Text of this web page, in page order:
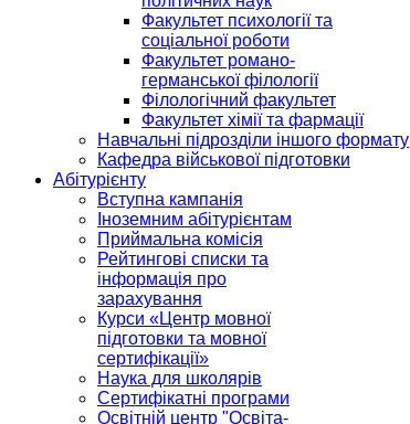
Факультет психології та
соціальної роботи
Факультет романо-
германської філології
Філологічний факультет
Факультет хімії та фармації
Навчальні підрозділи іншого формату
Кафедра військової підготовки
Абітурієнту
Вступна кампанія
Іноземним абітурієнтам
Приймальна комісія
Рейтингові списки та
інформація про
зарахування
Курси «Центр мовної
підготовки та мовної
сертифікації»
Наука для школярів
Сертифікатні програми
Освітній центр "Освіта-